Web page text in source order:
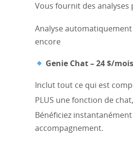
Vous fournit des analyses
Analyse
encore
Genie Chat – 24 $/mois
Inclut tout ce qui est
PLUS une fonction de
Bénéficiez
accompagnement.